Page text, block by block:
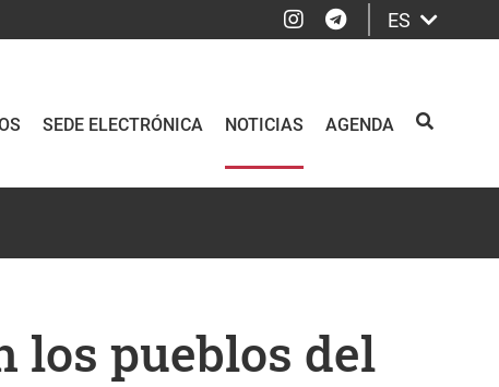
Instagram
Telegram
ES
SEDE ELECTRÓNICA NOTICIAS AGENDA BUSCAR
los pueblos del